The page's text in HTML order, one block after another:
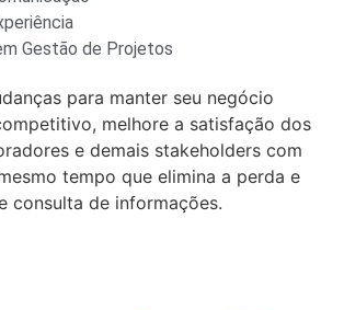
Gestão de Projetos
para manter seu negócio
melhore a satisfação dos
e demais stakeholders com
tempo que elimina a perda e
consulta de informações.